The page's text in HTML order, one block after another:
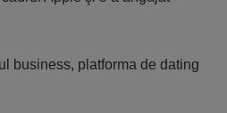
business, platforma de dating